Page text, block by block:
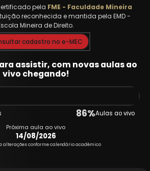
pela FME - Faculdade Mineira
reconhecida e mantida pela EMD -
Mineira de Direito.
cadastro no e-MEC
assistir, com novas aulas ao
vivo chegando!
Próxima aula ao vivo
14/08/2026
alterações conforme calendário acadêmico
86%Aulas ao vivo